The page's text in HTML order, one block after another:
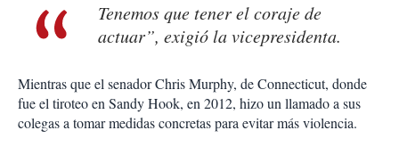
Tenemos que tener el coraje de
actuar”, exigió la vicepresidenta.
Mientras que el senador Chris Murphy, de Connecticut, donde
fue el tiroteo en Sandy Hook, en 2012, hizo un llama­do a sus
colegas a tomar medi­das concretas para evitar más violencia.